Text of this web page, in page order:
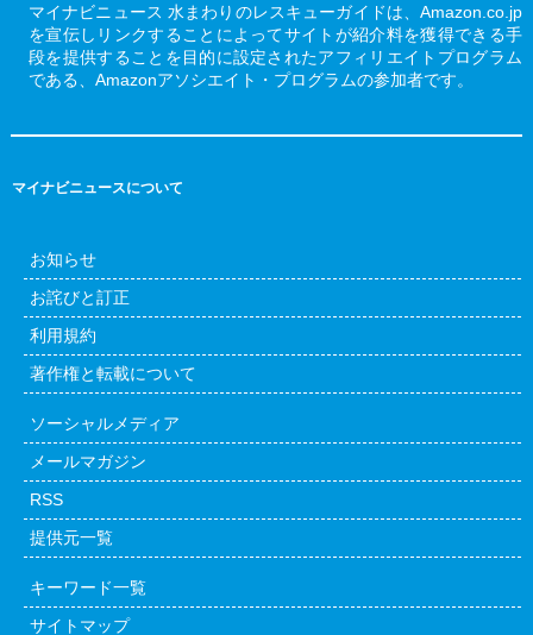
マイナビニュース 水まわりのレスキューガイドは、Amazon.co.jp
を宣伝しリンクすることによってサイトが紹介料を獲得できる手
段を提供することを目的に設定されたアフィリエイトプログラム
である、Amazonアソシエイト・プログラムの参加者です。
マイナビニュースについて
お知らせ
お詫びと訂正
利用規約
著作権と転載について
ソーシャルメディア
メールマガジン
RSS
提供元一覧
キーワード一覧
サイトマップ